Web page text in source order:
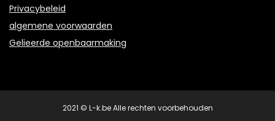
Privacybeleid
algemene voorwaarden
Gelieerde openbaarmaking
2021 © L-k.be Alle rechten voorbehouden